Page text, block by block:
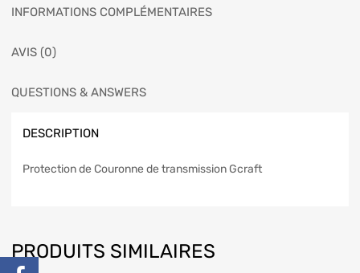
INFORMATIONS COMPLÉMENTAIRES
AVIS (0)
QUESTIONS & ANSWERS
DESCRIPTION
Protection de Couronne de transmission Gcraft
PRODUITS SIMILAIRES